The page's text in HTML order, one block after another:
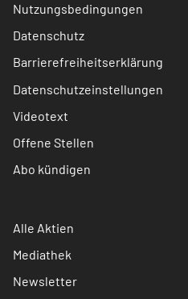
Nutzungsbedingungen
Datenschutz
Barrierefreiheitserklärung
Datenschutzeinstellungen
Videotext
Offene Stellen
Abo kündigen
Alle Aktien
Mediathek
Newsletter